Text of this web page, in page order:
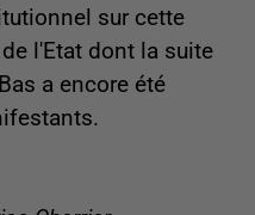
sur cette
l'Etat dont la suite
a encore été